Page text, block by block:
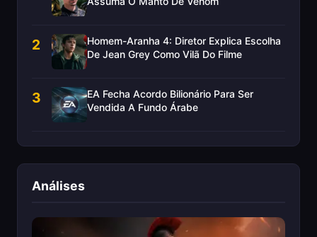
2
Homem-Aranha 4: Diretor Explica Escolha
De Jean Grey Como Vilã Do Filme
3
EA Fecha Acordo Bilionário Para Ser
Vendida A Fundo Árabe
Análises